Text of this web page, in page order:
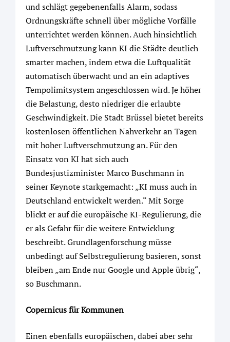
und schlägt gegebenenfalls Alarm, sodass
Ordnungskräfte schnell über mögliche Vorfälle
unterrichtet werden können. Auch hinsichtlich
Luftverschmutzung kann KI die Städte deutlich
smarter machen, indem etwa die Luftqualität
automatisch überwacht und an ein adaptives
Tempolimitsystem angeschlossen wird. Je höher
die Belastung, desto niedriger die erlaubte
Geschwindigkeit. Die Stadt Brüssel bietet bereits
kostenlosen öffentlichen Nahverkehr an Tagen
mit hoher Luftverschmutzung an. Für den
Einsatz von KI hat sich auch
Bundesjustizminister Marco Buschmann in
seiner Keynote starkgemacht: „KI muss auch in
Deutschland entwickelt werden.“ Mit Sorge
blickt er auf die europäische KI-Regulierung, die
er als Gefahr für die weitere Entwicklung
beschreibt. Grundlagenforschung müsse
unbedingt auf Selbstregulierung basieren, sonst
bleiben „am Ende nur Google und Apple übrig“,
so Buschmann.
Copernicus für Kommunen
Einen ebenfalls europäischen, dabei aber sehr